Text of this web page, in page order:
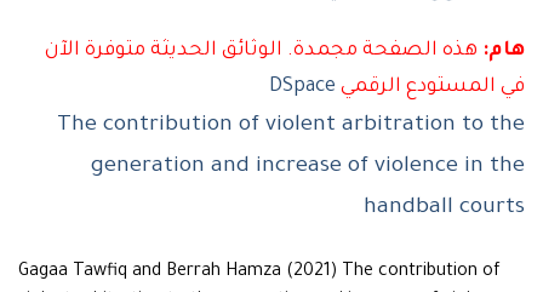
هذه الصفحة مجمدة. الوثائق الحديثة متوفرة الآن
الرقميDSpace
The contribution of violent arbitration
generation and increase of violence
handball
Gagaa Tawfiq and Berrah Hamza (2021) The contribution